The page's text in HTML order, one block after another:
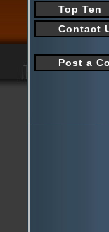
Top Ten
Contact
Post a